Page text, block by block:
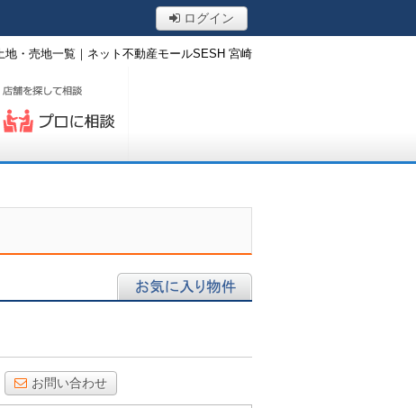
ログイン
地・売地一覧｜ネット不動産モールSESH 宮崎
お問い合わせ